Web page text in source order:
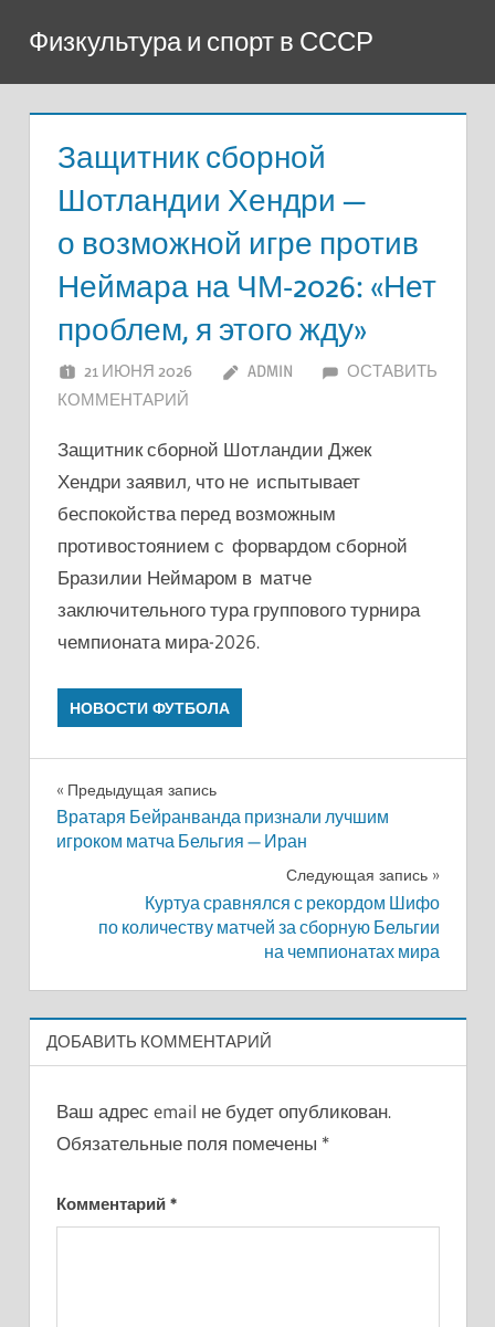
содержимому
Физкультура и спорт в СССР
Защитник сборной
Шотландии Хендри —
о возможной игре против
Неймара на ЧМ-2026: «Нет
проблем, я этого жду»
21 ИЮНЯ 2026 ADMIN
ОСТАВИТЬ
КОММЕНТАРИЙ
Защитник сборной Шотландии Джек
Хендри заявил, что не испытывает
беспокойства перед возможным
противостоянием с форвардом сборной
Бразилии Неймаром в матче
заключительного тура группового турнира
чемпионата мира-2026.
НОВОСТИ ФУТБОЛА
Навигация
по
Предыдущая запись
Вратаря Бейранванда признали лучшим
игроком матча Бельгия — Иран
Следующая запись
Куртуа сравнялся с рекордом Шифо
по количеству матчей за сборную Бельгии
на чемпионатах мира
ДОБАВИТЬ КОММЕНТАРИЙ
Ваш адрес email не будет опубликован.
Обязательные поля помечены *
Комментарий *